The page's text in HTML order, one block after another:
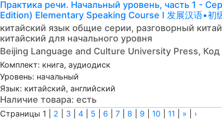
Практика речи. Начальный уровень, часть 1 -
Edition) Elementary Speaking Course I 发展汉语•初
китайский язык общие серии, разговорный
китайский для начального уровня
Beijing Language and Culture University Press, Код
Комплект: книга, аудиодиск
Уровень: начальный
Язык: китайский, английский
Наличие товара: есть
Страницы 1 2 3 4 5 6 7 8 9 10 11 »
›